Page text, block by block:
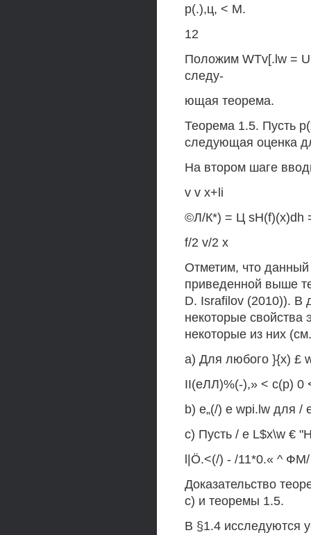
р(.),ц, < М.
12
Положим WTv[.lw =
следу-
ющая теорема.
Теорема 1.5. Пусть
следующая оценка
На втором шаге
v v x+li
©Л/К*) = Ц sH(f)(x)dh
f/2 v/2 x
Отметим, что данный
приведенной выше
D. Israfilov (2010)). В
некоторые свойства
некоторые из них
a) Для любого }{х) £
II(еЛЛ)%(-),» < с(р) 0
b) е„(/) е wpi.lw для /
c) Пусть / е L$x\w €
l|Ö.<(/) - /11*0.« ^ ФМ/
Доказательство
с) и теоремы 1.5.
В §1.4 исследуются